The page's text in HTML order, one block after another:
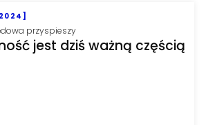
przyspieszy
jest dziś ważną częścią